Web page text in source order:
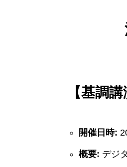
【基調
開催日時:
概要: デジ